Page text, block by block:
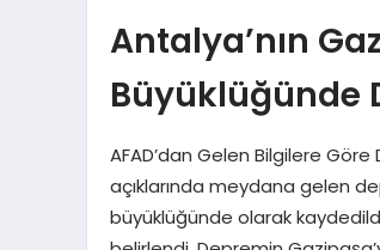
Antalya’nın
Büyüklüğünde
AFAD’dan Gelen Bilgilere
açıklarında meydana gelen
büyüklüğünde olarak